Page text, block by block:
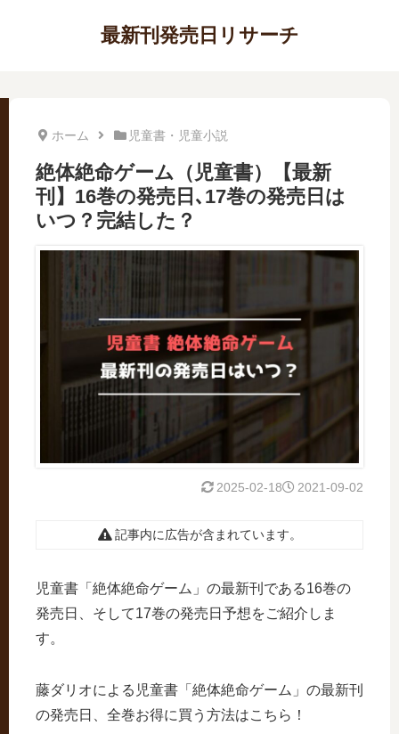
最新刊発売日リサーチ
ホーム 児童書・児童小説
絶体絶命ゲーム（児童書）【最新
刊】16巻の発売日､17巻の発売日は
いつ？完結した？
2021-09-02
2025-02-18
記事内に広告が含まれています。
児童書「絶体絶命ゲーム」の最新刊である16巻の
発売日、そして17巻の発売日予想をご紹介しま
す。
藤ダリオによる児童書「絶体絶命ゲーム」の最新刊
の発売日、全巻お得に買う方法はこちら！